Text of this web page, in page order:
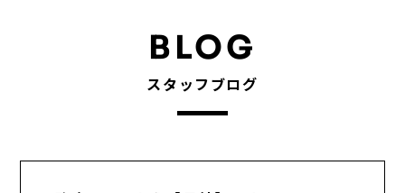
BLOG
スタッフブログ